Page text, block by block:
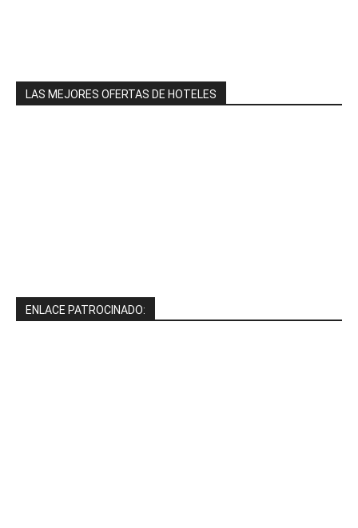
LAS MEJORES OFERTAS DE HOTELES
ENLACE PATROCINADO: